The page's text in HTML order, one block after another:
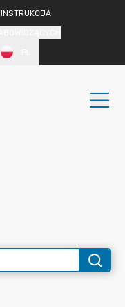
INSTRUKCJA